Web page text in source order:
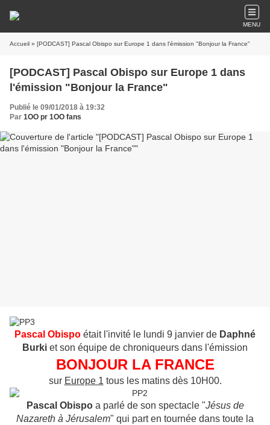
MENU
Accueil » [PODCAST] Pascal Obispo sur Europe 1 dans l'émission "Bonjour la France"
[PODCAST] Pascal Obispo sur Europe 1 dans
l'émission "Bonjour la France"
Publié le 09/01/2018 à 19:32
Par 1OO pr 1OO fans
Pascal Obispo était l'invité le lundi 9 janvier de Daphné
Burki et son équipe de chroniqueurs dans l'émission
BONJOUR LA FRANCE
sur Europe 1 tous les matins dès 10H00.
Pascal Obispoa parlé de son spectacle "Jésus de
Nazareth à Jérusalem" qui part en tournée dans toute la